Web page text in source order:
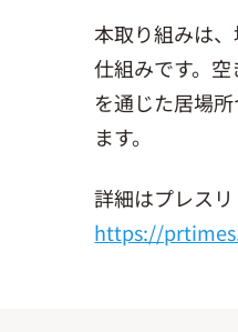
本取り組みは
仕組みです。
を通じた居場
ます。
詳細はプレスリ
https://